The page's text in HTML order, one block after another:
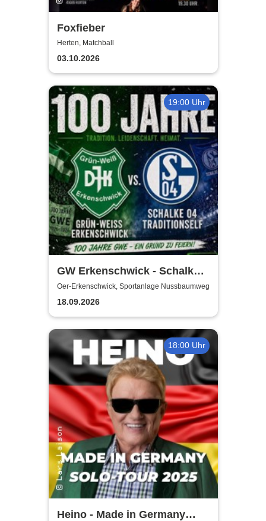
Foxfieber
Herten, Matchball
03.10.2026
19:00 Uhr
GW Erkenschwick - Schalke
04 Traditionself | 100 Jahre
DJK Grün-Weiss
Erkenschwick
Oer-Erkenschwick, Sportanlage Nussbaumweg
18.09.2026
18:00 Uhr
Heino - Made in Germany